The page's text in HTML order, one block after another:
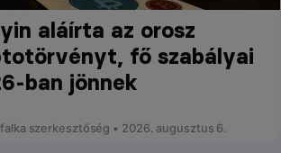
aláírta az orosz
fő szabályai
ban jönnek
szerkesztőség • 2026. augusztus 6.